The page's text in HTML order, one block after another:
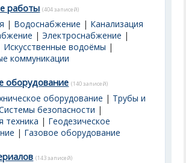
работы (404 записей)
| Водоснабжение | Канализация
|Электроснабжение |
водоёмы |
коммуникации
оборудование (140 записей)
оборудование | Трубы и
безопасности |
техника | Геодезическое
| Газовое оборудование
(143 записей)